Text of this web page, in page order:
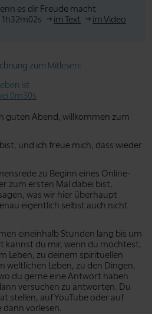
es dir Freude macht
im Text im Video
zum Mitlesen:
ist
0m30s
guten Abend, willkommen zum
und ich freue mich, dass wieder
zu Beginn eines Online-
zum ersten Mal dabei bist,
was wir hier überhaupt
eigentlich selbst auch nicht
eineinhalb Stunden lang bis um
kannst du mir, wenn du möchtest,
Leben, zu deinem spirituellen
weltlichen Leben, zu den Dingen,
du gerne eine Antwort haben
versuchen zu antworten. Du
stellen, auf YouTube oder auf
vorlesen.